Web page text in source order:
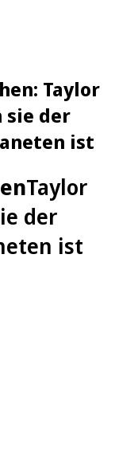
Taylor
der
ist
Taylor
der
ist